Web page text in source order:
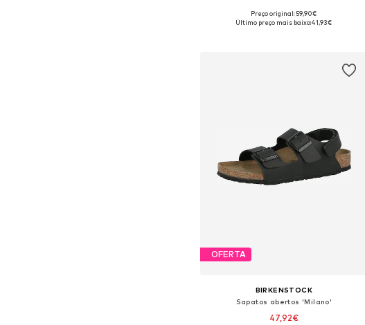
Tamanhos disponíveis: 26, 27, 30, 31, 32
Preço original: 59,90€
Último preço mais baixo:41,93€
OFERTA
BIRKENSTOCK
Sapatos abertos 'Milano'
47,92€